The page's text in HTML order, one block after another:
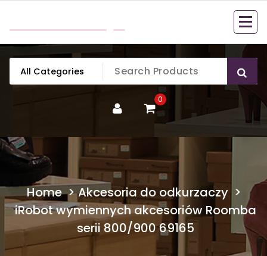
content
0
Home>Akcesoria do odkurzaczy>
iRobot wymiennych akcesoriów Roomba
serii 800/900 69165